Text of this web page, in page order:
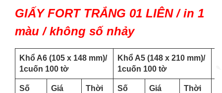
GIẤY FORT TRẮNG 01 LIÊN / in 1
màu / không số nhảy
Khổ A6 (105 x 148 mm)/
1cuốn 100 tờ
Khổ A5 (148 x 210 mm)/
1cuốn 100 tờ
Số
Giá
Thời
Số
Giá
Thời